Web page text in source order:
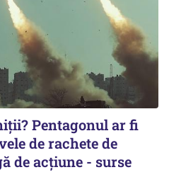
Pentagonul ar fi
de rachete de
de acţiune - surse